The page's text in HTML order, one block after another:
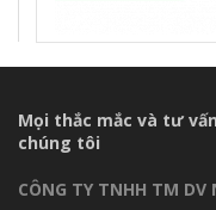
Mọi thắc mắc và tư
chúng tôi
CÔNG TY TNHH TM DV